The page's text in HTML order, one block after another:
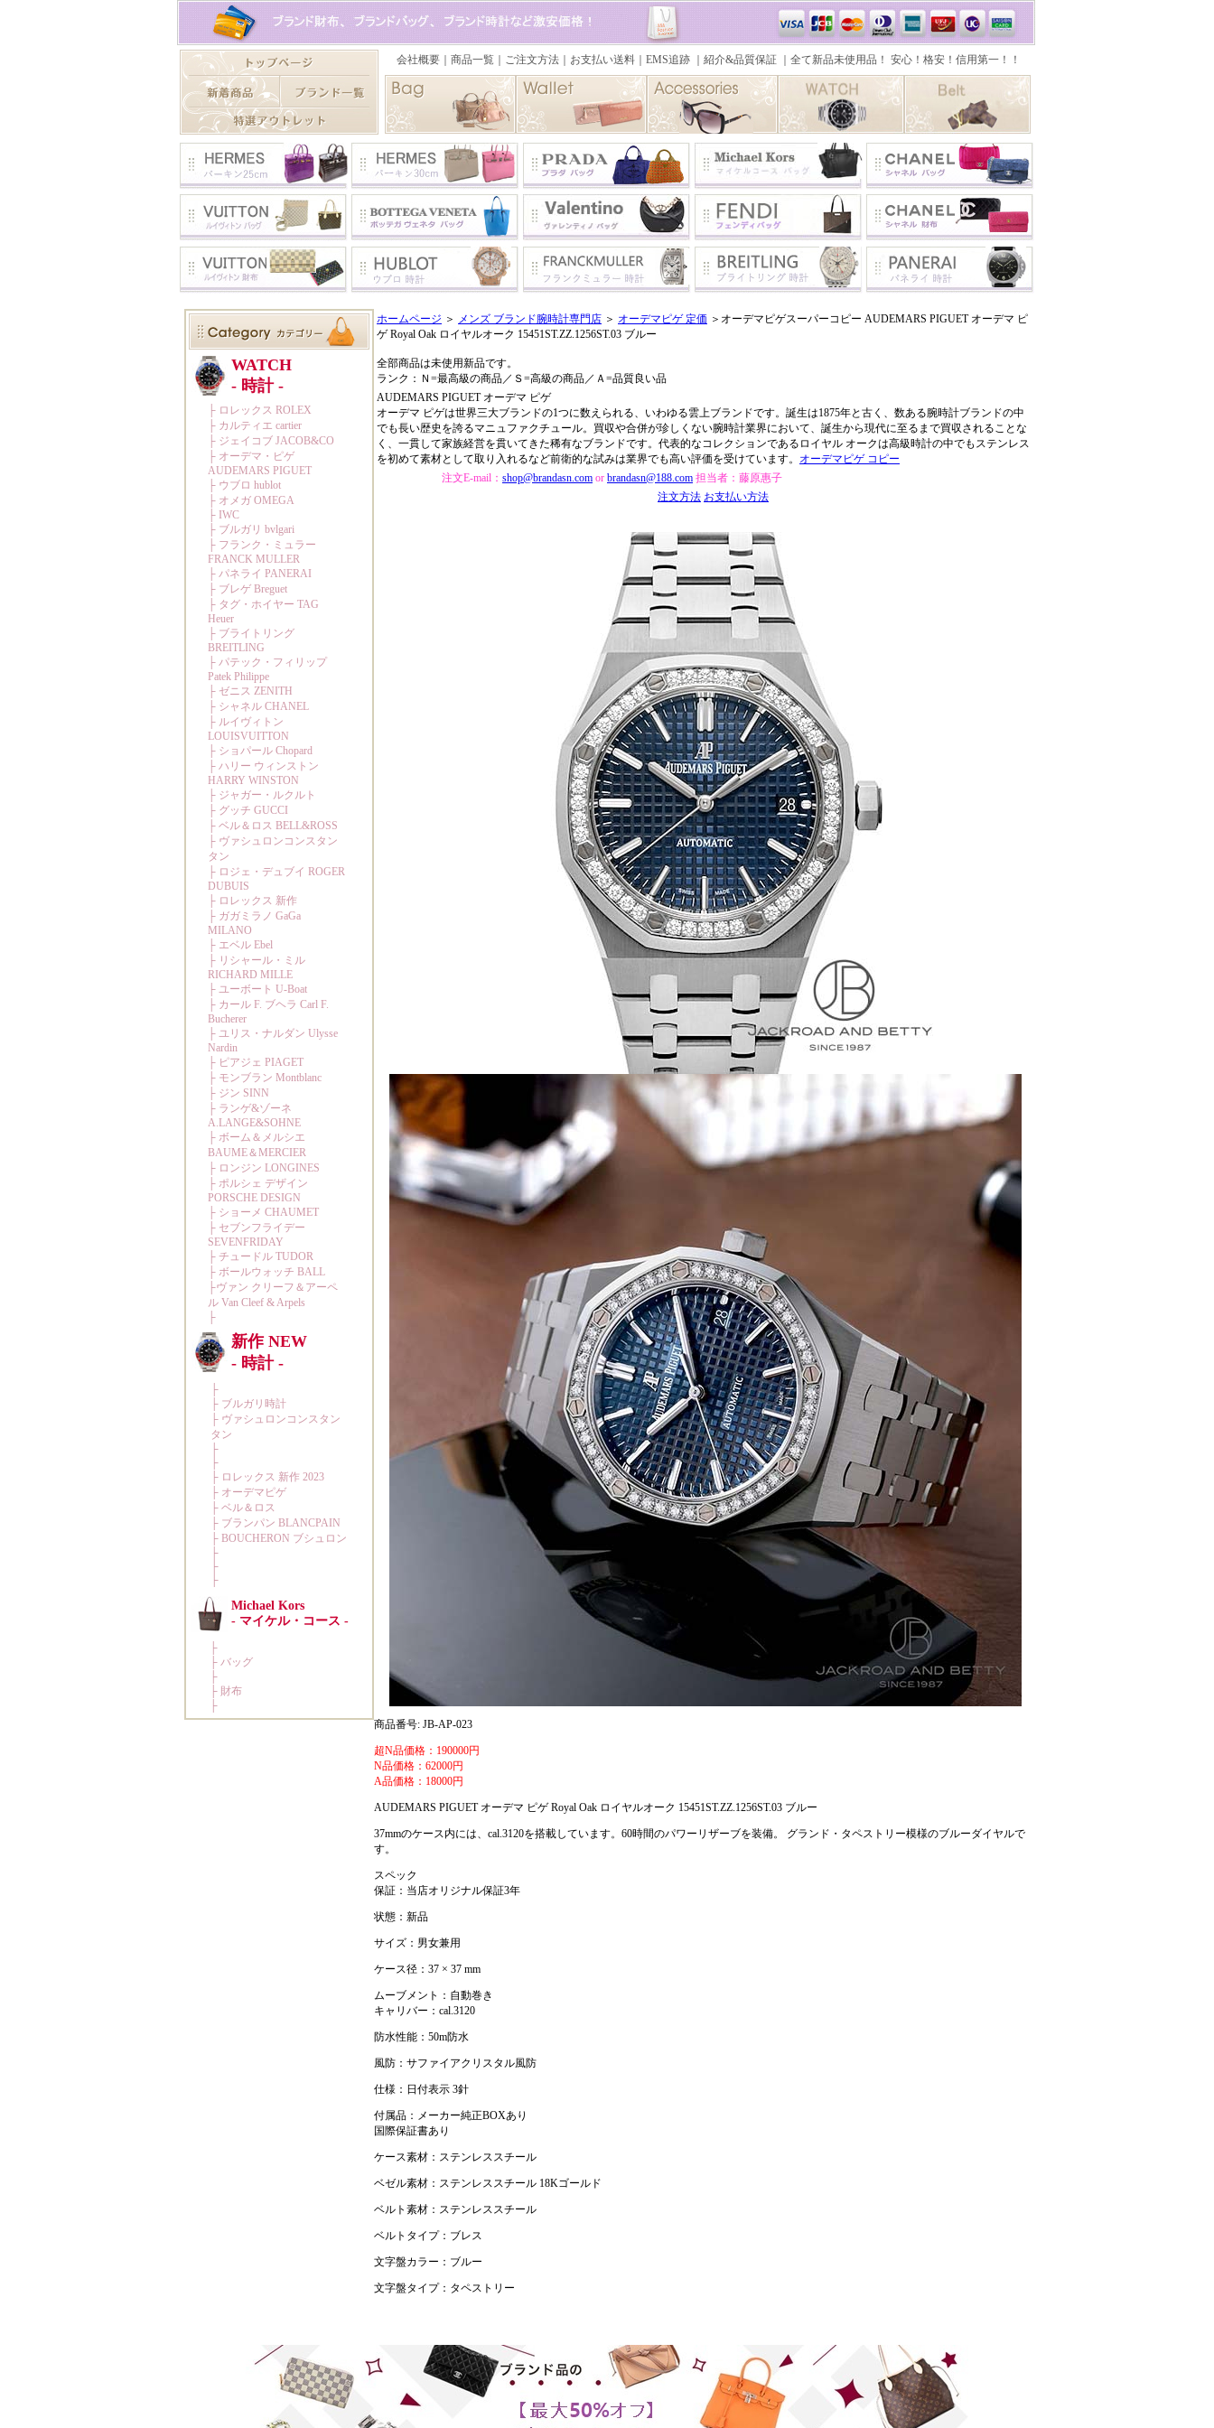
ホームページ ＞ メンズ ブランド腕時計専門店 ＞ オーデマピゲ 定価 ＞オーデマピゲスーパーコピー AUDEMARS PIGUET オーデマ ピ
ゲ Royal Oak ロイヤルオーク 15451ST.ZZ.1256ST.03 ブルー
全部商品は未使用新品です。
ランク：Ｎ=最高級の商品／Ｓ=高級の商品／Ａ=品質良い品
AUDEMARS PIGUET オーデマ ピゲ
オーデマ ピゲは世界三大ブランドの1つに数えられる、いわゆる雲上ブランドです。誕生は1875年と古く、数ある腕時計ブランドの中
でも長い歴史を誇るマニュファクチュール。買収や合併が珍しくない腕時計業界において、誕生から現代に至るまで買収されることな
く、一貫して家族経営を貫いてきた稀有なブランドです。代表的なコレクションであるロイヤル オークは高級時計の中でもステンレス
を初めて素材として取り入れるなど前衛的な試みは業界でも高い評価を受けています。 オーデマピゲ コピー
注文E-mail： shop@brandasn.com or brandasn@188.com 担当者：藤原惠子
注文方法 お支払い方法
商品番号: JB-AP-023
超N品価格：190000円
N品価格：62000円
A品価格：18000円
AUDEMARS PIGUET オーデマ ピゲ Royal Oak ロイヤルオーク 15451ST.ZZ.1256ST.03 ブルー
37mmのケース内には、cal.3120を搭載しています。60時間のパワーリザーブを装備。 グランド・タペストリー模様のブルーダイヤルで
す。
スペック
保証：当店オリジナル保証3年
状態：新品
サイズ：男女兼用
ケース径：37 × 37 mm
ムーブメント：自動巻き
キャリバー：cal.3120
防水性能：50m防水
風防：サファイアクリスタル風防
仕様：日付表示 3針
付属品：メーカー純正BOXあり
国際保証書あり
ケース素材：ステンレススチール
ベゼル素材：ステンレススチール 18Kゴールド
ベルト素材：ステンレススチール
ベルトタイプ：ブレス
文字盤カラー：ブルー
文字盤タイプ：タペストリー